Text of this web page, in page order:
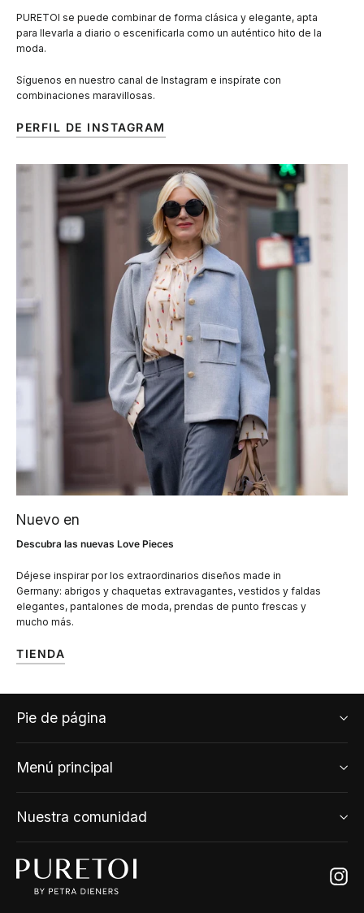
PURETOI se puede combinar de forma clásica y elegante, apta
para llevarla a diario o escenificarla como un auténtico hito de la
moda.
Síguenos en nuestro canal de Instagram e inspírate con
combinaciones maravillosas.
PERFIL DE INSTAGRAM
Nuevo en
Descubra las nuevas Love Pieces
Déjese inspirar por los extraordinarios diseños made in
Germany: abrigos y chaquetas extravagantes, vestidos y faldas
elegantes, pantalones de moda, prendas de punto frescas y
mucho más.
TIENDA
Pie de página
Menú principal
Nuestra comunidad